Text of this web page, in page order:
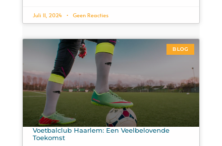
Juli 11, 2024 Geen Reacties
BLOG
Voetbalclub Haarlem: Een Veelbelovende
Toekomst